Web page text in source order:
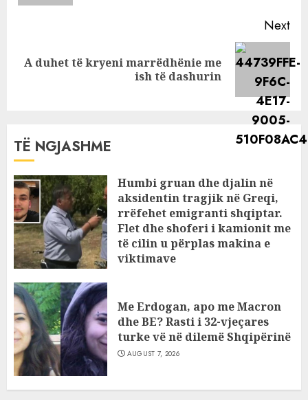
Next
Next
A duhet të kryeni marrëdhënie me
ish të dashurin
TË NGJASHME
Humbi gruan dhe djalin në
aksidentin tragjik në Greqi,
rrëfehet emigranti shqiptar.
Flet dhe shoferi i kamionit me
të cilin u përplas makina e
viktimave
Me Erdogan, apo me Macron
dhe BE? Rasti i 32-vjeçares
turke vë në dilemë Shqipërinë
AUGUST 7, 2026